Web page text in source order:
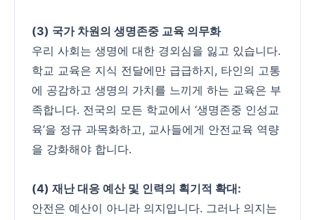
(3) 국가 차원의 생명존중 교육 의무화
우리 사회는 생명에 대한 경외심을 잃고 있습니다.
학교 교육은 지식 전달에만 급급하지, 타인의 고통
에 공감하고 생명의 가치를 느끼게 하는 교육은 부
족합니다. 전국의 모든 학교에서 ‘생명존중 인성교
육’을 정규 과목화하고, 교사들에게 안전교육 역량
을 강화해야 합니다.
(4) 재난 대응 예산 및 인력의 획기적 확대:
안전은 예산이 아니라 의지입니다. 그러나 의지는